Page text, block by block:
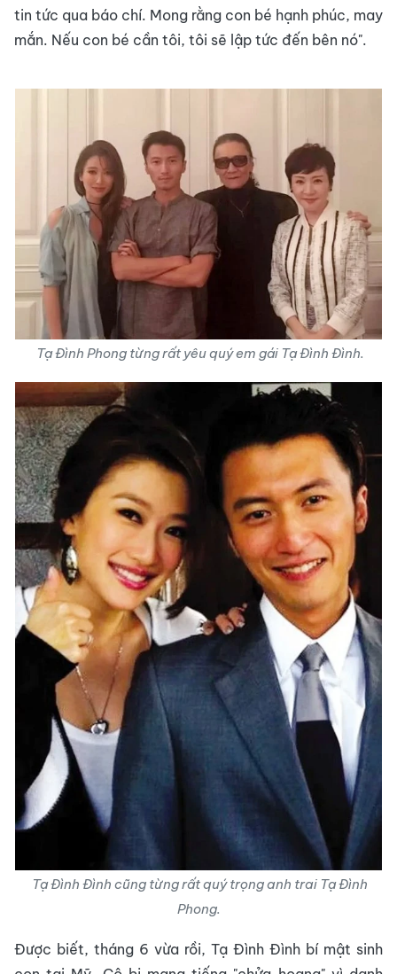
tin tức qua báo chí. Mong rằng con bé hạnh phúc, may
mắn. Nếu con bé cần tôi, tôi sẽ lập tức đến bên nó".
Tạ Đình Phong từng rất yêu quý em gái Tạ Đình Đình.
Tạ Đình Đình cũng từng rất quý trọng anh trai Tạ Đình
Phong.
Được biết, tháng 6 vừa rồi, Tạ Đình Đình bí mật sinh